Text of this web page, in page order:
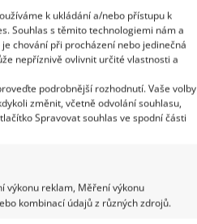
k ukládání a/nebo přístupu k
Souhlas s těmito technologiemi nám a
chování při procházení nebo jedinečná
nepříznivě ovlivnit určité vlastnosti a
podrobnější rozhodnutí. Vaše volby
změnit, včetně odvolání souhlasu,
Spravovat souhlas ve spodní části
výkonu reklam, Měření výkonu
kombinací údajů z různých zdrojů.